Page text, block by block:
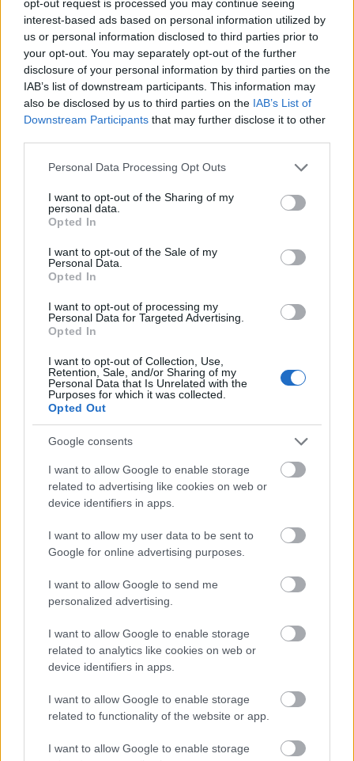
opt-out request is processed you may continue seeing
interest-based ads based on personal information utilized by
us or personal information disclosed to third parties prior to
your opt-out. You may separately opt-out of the further
disclosure of your personal information by third parties on the
IAB’s list of downstream participants. This information may
also be disclosed by us to third parties on the IAB’s List of
Downstream Participants that may further disclose it to other
Please note that this website/app uses one or more Google
not limited to your visit or usage behaviour. You may click to
grant or deny consent to Google and its third-party tags to
use your data for below specified purposes in below Google
consent section.
Personal Data Processing Opt Outs
I want to opt-out of the Sharing of my
personal data.
Opted In
I want to opt-out of the Sale of my
Personal Data.
Opted In
I want to opt-out of processing my
Personal Data for Targeted Advertising.
Opted In
I want to opt-out of Collection, Use,
Retention, Sale, and/or Sharing of my
Personal Data that Is Unrelated with the
Purposes for which it was collected.
Opted Out
Google consents
I want to allow Google to enable storage
related to advertising like cookies on web or
device identifiers in apps.
I want to allow my user data to be sent to
Google for online advertising purposes.
I want to allow Google to send me
personalized advertising.
I want to allow Google to enable storage
related to analytics like cookies on web or
device identifiers in apps.
I want to allow Google to enable storage
related to functionality of the website or app.
I want to allow Google to enable storage
Az utóbbi években szerepelt Dizzee Rascal
egyik klipjében, de oda volt érte a Massive
Attack is.
A Portishead vezetője, Geoff Barrow is
aggodalmát fejezte ki az eltűnése miatt:
Forrás: origo
Zene Nagy-Britannia DJ
AZ EMBERSÉG ÜNNEPE
ZÁRT A DOMBOS FEST